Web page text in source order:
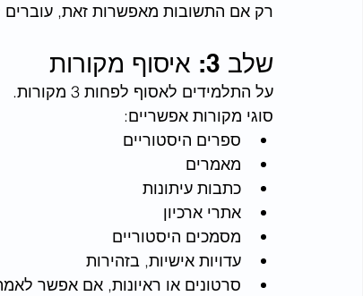
רק אם התשובות מאפשרות זאת, עוברים
שלב 3: איסוף מקורות
על התלמידים לאסוף לפחות 3 מקורות.
סוגי מקורות אפשריים:
ספרים היסטוריים
מאמרים
כתבות עיתונות
אתרי ארכיון
מסמכים היסטוריים
עדויות אישיות, בזהירות
סרטונים או ראיונות, אם אפשר